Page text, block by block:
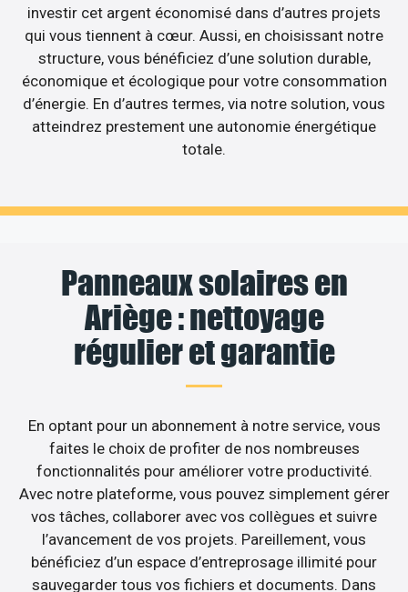
investir cet argent économisé dans d’autres projets
qui vous tiennent à cœur. Aussi, en choisissant notre
structure, vous bénéficiez d’une solution durable,
économique et écologique pour votre consommation
d’énergie. En d’autres termes, via notre solution, vous
atteindrez prestement une autonomie énergétique
totale.
Panneaux solaires en
Ariège : nettoyage
régulier et garantie
En optant pour un abonnement à notre service, vous
faites le choix de profiter de nos nombreuses
fonctionnalités pour améliorer votre productivité.
Avec notre plateforme, vous pouvez simplement gérer
vos tâches, collaborer avec vos collègues et suivre
l’avancement de vos projets. Pareillement, vous
bénéficiez d’un espace d’entreprosage illimité pour
sauvegarder tous vos fichiers et documents. Dans